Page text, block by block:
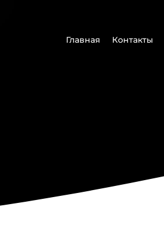
Главная Контакты